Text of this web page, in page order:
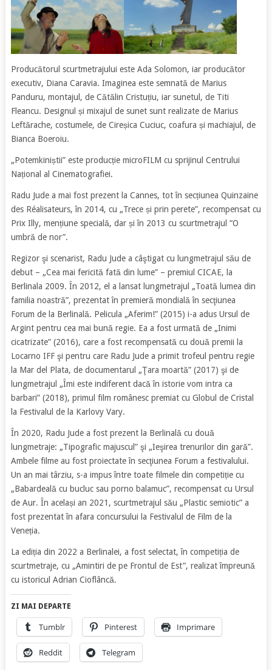
Producătorul scurtmetrajului este Ada Solomon, iar producător
executiv, Diana Caravia. Imaginea este semnată de Marius
Panduru, montajul, de Cătălin Cristuțiu, iar sunetul, de Titi
Fleancu. Designul și mixajul de sunet sunt realizate de Marius
Leftărache, costumele, de Cireșica Cuciuc, coafura și machiajul, de
Bianca Boeroiu.
„Potemkiniștii” este producție microFILM cu sprijinul Centrului
Național al Cinematografiei.
Radu Jude a mai fost prezent la Cannes, tot în secțiunea Quinzaine
des Réalisateurs, în 2014, cu „Trece și prin perete”, recompensat cu
Prix Illy, mențiune specială, dar și în 2013 cu scurtmetrajul “O
umbră de nor”.
Regizor şi scenarist, Radu Jude a câştigat cu lungmetrajul său de
debut – „Cea mai fericită fată din lume” – premiul CICAE, la
Berlinala 2009. În 2012, el a lansat lungmetrajul „Toată lumea din
familia noastră”, prezentat în premieră mondială în secţiunea
Forum de la Berlinală. Pelicula „Aferim!” (2015) i-a adus Ursul de
Argint pentru cea mai bună regie. Ea a fost urmată de „Inimi
cicatrizate” (2016), care a fost recompensată cu două premii la
Locarno IFF şi pentru care Radu Jude a primit trofeul pentru regie
la Mar del Plata, de documentarul „Ţara moartă” (2017) şi de
lungmetrajul „Îmi este indiferent dacă în istorie vom intra ca
barbari” (2018), primul film românesc premiat cu Globul de Cristal
la Festivalul de la Karlovy Vary.
În 2020, Radu Jude a fost prezent la Berlinală cu două
lungmetraje: „Tipografic majuscul” şi „Ieşirea trenurilor din gară”.
Ambele filme au fost proiectate în secţiunea Forum a festivalului.
Un an mai târziu, s-a impus între toate filmele din competiție cu
„Babardeală cu bucluc sau porno balamuc”, recompensat cu Ursul
de Aur. În același an 2021, scurtmetrajul său „Plastic semiotic” a
fost prezentat în afara concursului la Festivalul de Film de la
Veneția.
La ediția din 2022 a Berlinalei, a fost selectat, în competiția de
scurtmetraje, cu „Amintiri de pe Frontul de Est”, realizat împreună
cu istoricul Adrian Cioflâncă.
ZI MAI DEPARTE
Tumblr Pinterest Imprimare
Reddit Telegram